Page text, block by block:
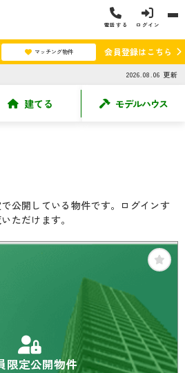
電話する ログイン
マッチング物件 会員登録はこちら
2026.08.06 更新
建てる モデルハウス
公開している物件です。ログインす
ただけます。
限定公開物件